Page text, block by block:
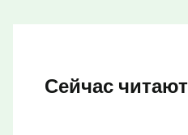
Сейчас читают